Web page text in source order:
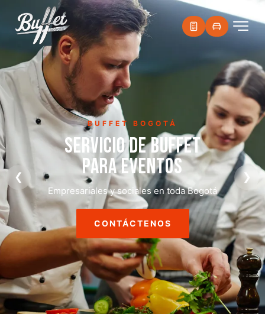
BUFFET BOGOTÁ
SERVICIO DE BUFFET
PARA EVENTOS
Empresariales y sociales en toda Bogotá
CONTÁCTENOS
❮ ❯